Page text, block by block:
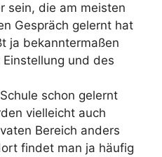
sein, die am meisten
Gespräch gelernt hat
ja bekanntermaßen
und des
schon gelernt
vielleicht auch
Bereich anders
findet man ja häufig